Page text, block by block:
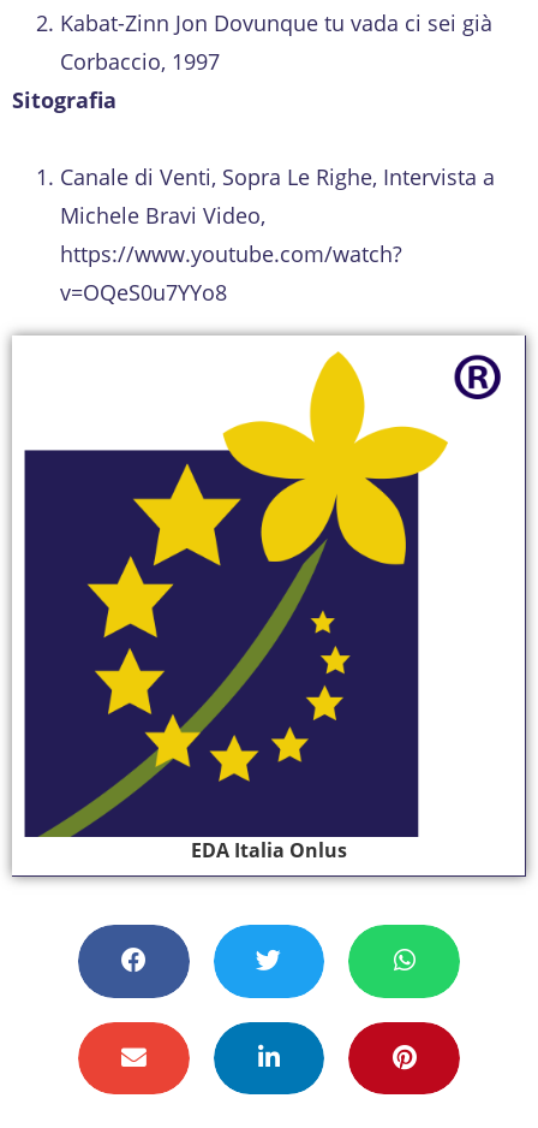
Kabat-Zinn Jon Dovunque tu vada ci sei già
Corbaccio, 1997
Sitografia
Canale di Venti, Sopra Le Righe, Intervista a
Michele Bravi Video,
https://www.youtube.com/watch?
v=OQeS0u7YYo8
EDA Italia Onlus